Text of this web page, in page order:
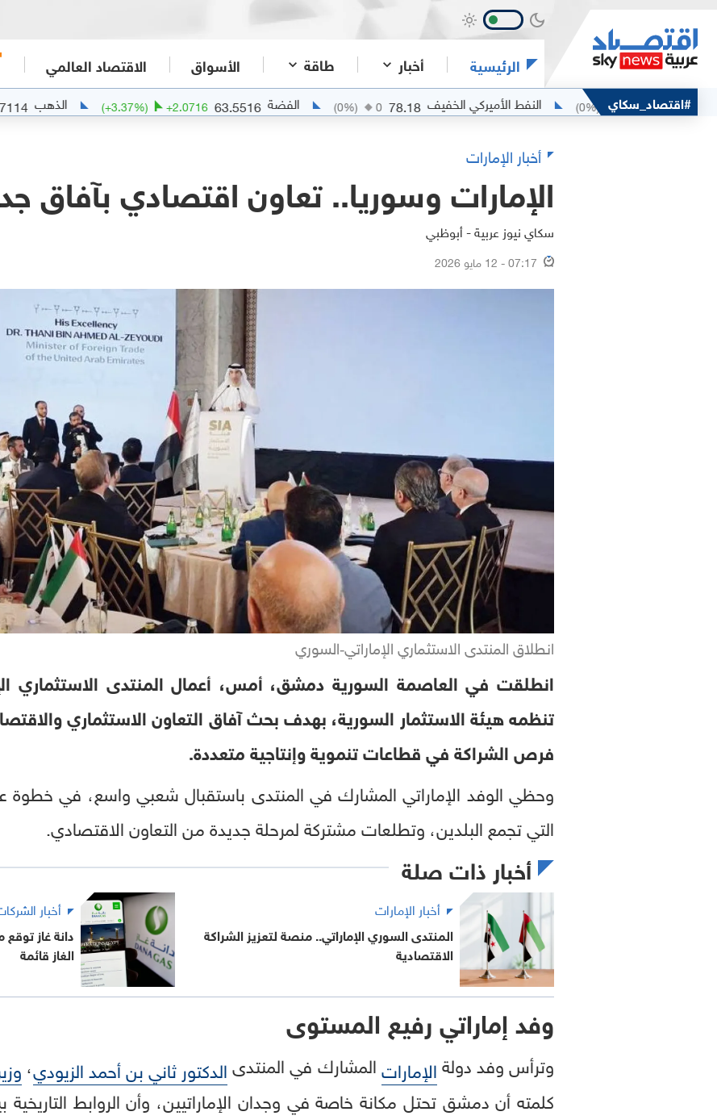
الرئيسية أخبار طاقة الأسواق الاقتصاد العالمي
#اقتصاد_سكاي
0
(0%) النفط الأميركي الخفيف 78.18
0
(0%) الفضة 63.5516
+2.0716
(+3.37%) الذهب 4341.7114
أخبار الإمارات
الإمارات وسوريا.. تعاون اقتصادي بآفاق
سكاي نيوز عربية - أبوظبي
07:17 - 12 مايو 2026
انطلاق المنتدى الاستثماري الإماراتي‑السوري
انطلقت في العاصمة السورية دمشق، أمس، أعمال المنتدى الاستثماري
تنظمه هيئة الاستثمار السورية، بهدف بحث آفاق التعاون الاستثماري
فرص الشراكة في قطاعات تنموية وإنتاجية متعددة.
وحظي الوفد الإماراتي المشارك في المنتدى باستقبال شعبي واسع، في خطوة
التي تجمع البلدين، وتطلعات مشتركة لمرحلة جديدة من التعاون الاقتصادي.
أخبار ذات صلة
أخبار الإمارات
المنتدى السوري الإماراتي.. منصة لتعزيز الشراكة
الاقتصادية
أخبار
دانة غاز
الغاز قائمة
وفد إماراتي رفيع المستوى
وترأس وفد دولةالإماراتالمشارك في المنتدىالدكتور ثاني بن أحمد الزيودي،
كلمته أن دمشق تحتل مكانة خاصة في وجدان الإماراتيين، وأن الروابط